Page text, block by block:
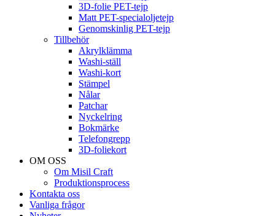
3D-folie PET-tejp
Matt PET-specialoljetejp
Genomskinlig PET-tejp
Tillbehör
Akrylklämma
Washi-ställ
Washi-kort
Stämpel
Nålar
Patchar
Nyckelring
Bokmärke
Telefongrepp
3D-foliekort
OM OSS
Om Misil Craft
Produktionsprocess
Kontakta oss
Vanliga frågor